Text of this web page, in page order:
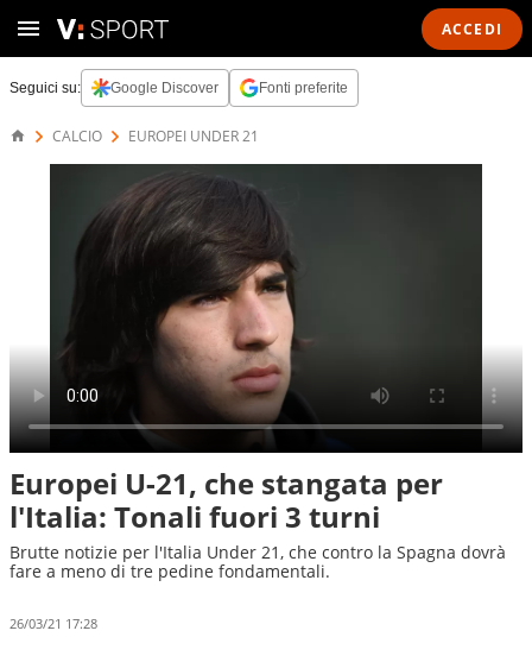
ACCEDI
Seguici su: Google Discover Fonti preferite
CALCIO EUROPEI UNDER 21
Europei U-21, che stangata per
l'Italia: Tonali fuori 3 turni
Brutte notizie per l'Italia Under 21, che contro la Spagna dovrà
fare a meno di tre pedine fondamentali.
26/03/21 17:28